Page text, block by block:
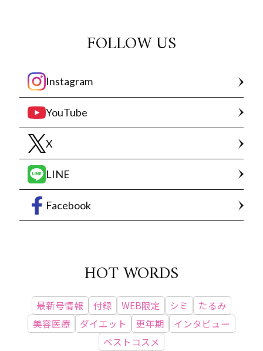
FOLLOW US
Instagram
YouTube
X
LINE
Facebook
HOT WORDS
最新号情報 付録 WEB限定 シミ
たるみ
美容医療
ダイエット 更年期
インタビュー
ベストコスメ